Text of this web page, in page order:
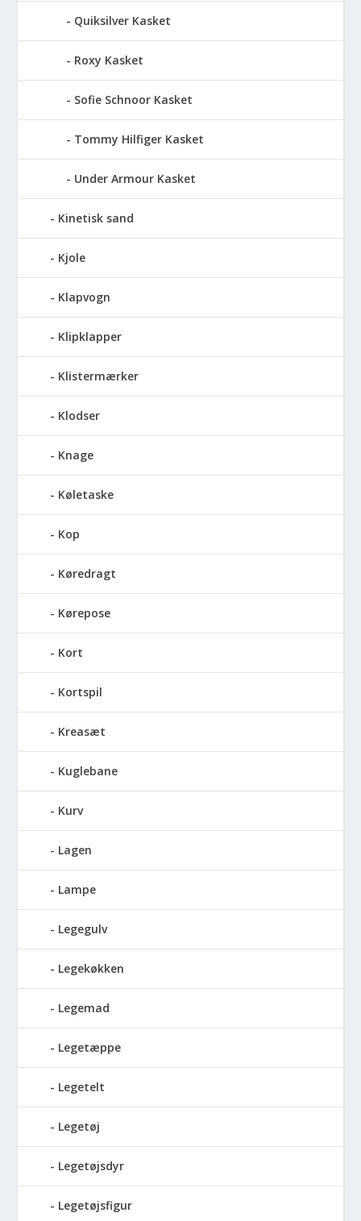
Quiksilver Kasket
Roxy Kasket
Sofie Schnoor Kasket
Tommy Hilfiger Kasket
Under Armour Kasket
Kinetisk sand
Kjole
Klapvogn
Klipklapper
Klistermærker
Klodser
Knage
Køletaske
Kop
Køredragt
Kørepose
Kort
Kortspil
Kreasæt
Kuglebane
Kurv
Lagen
Lampe
Legegulv
Legekøkken
Legemad
Legetæppe
Legetelt
Legetøj
Legetøjsdyr
Legetøjsfigur